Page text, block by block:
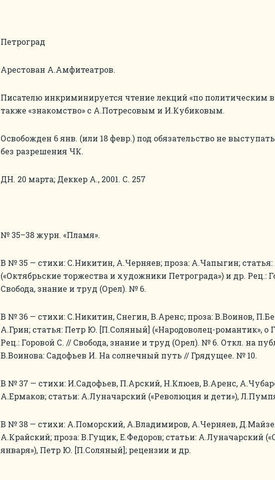
Петроград
Арестован А.Амфитеатров.
Писателю инкриминируется чтение лекций «по политическим
также «знакомство» с А.Потресовым и И.Кубиковым.
Освобожден 6 янв. (или 18 февр.) под обязательство не
без разрешения ЧК.
ДН. 20 марта; Деккер А., 2001. С. 257
№ 35–38 журн. «Пламя».
В № 35 — стихи: С.Никитин, А.Черняев; проза: А.Чапыгин;
(«Октябрьские торжества и художники Петрограда») и др. Рец.:
Свобода, знание и труд (Орел). № 6.
В № 36 — стихи: С.Никитин, Снегин, В.Аренс; проза: В.Воинов,
А.Грин; статья: Петр Ю. [П.Соляный] («Народоволец-романтик», о
Рец.: Горовой С. // Свобода, знание и труд (Орел). № 6. Откл. на
В.Воинова: Садофьев И. На солнечный путь // Грядущее. № 10.
В № 37 — стихи: И.Садофьев, П.Арский, Н.Клюев, В.Аренс,
А.Ермаков; статьи: А.Луначарский («Революция и дети»),
В № 38 — стихи: А.Поморский, А.Владимиров, А.Черняев,
А.Крайский; проза: В.Гущик, Е.Федоров; статьи: А.Луначарский
января»), Петр Ю. [П.Соляный]; рецензии и др.